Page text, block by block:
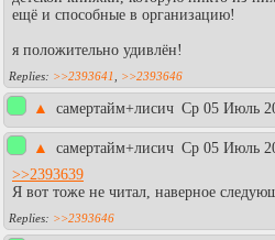
ещё и способные в организацию!
я положительно удивлён!
>>2393641 >>2393646
▲ самертайм+лисич Ср 05 Июль
▲ самертайм+лисич Ср 05 Июль
>>2393639
Я вот тоже не читал, наверное
>>2393646